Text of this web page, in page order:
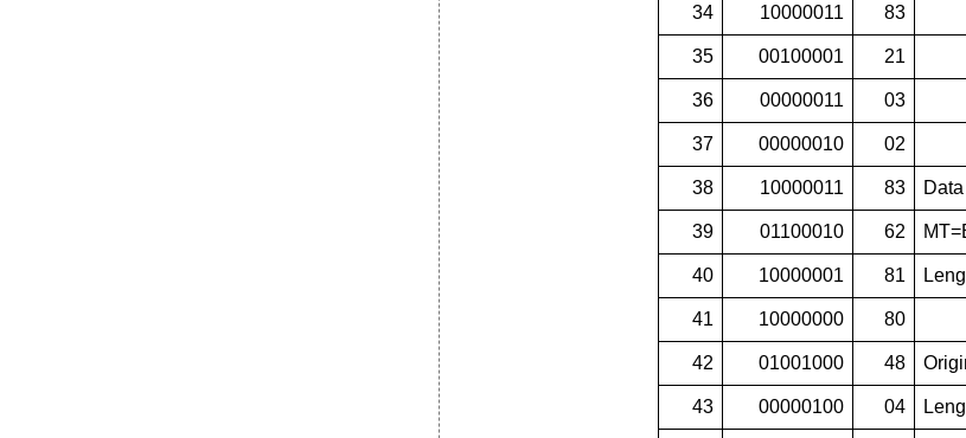
34 10000011 83
35 00100001 21
36 00000011 03
37 00000010 02
38 10000011 83
39 01100010 62
40 10000001 81
41 10000000 80
42 01001000 48
43 00000100 04